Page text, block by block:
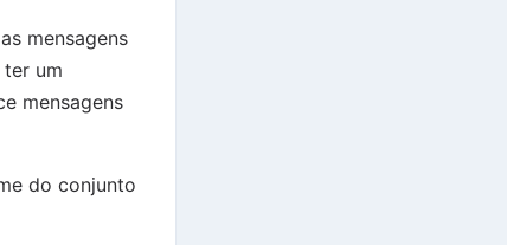
mensagens
um
mensagens
do conjunto